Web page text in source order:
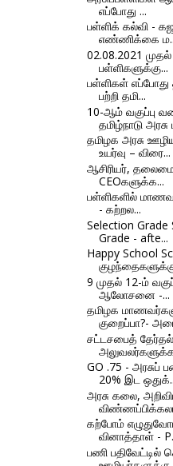
எப்போது ...
பள்ளிக் கல்வி -
எண்ணிக்கை
02.08.2021
பள்ளிகளுக்கு...
பள்ளிகள்
பற்றி தமி...
10-ஆம்
தமிழ்நாடு அரசு
தமிழக அரசு
உயர்வு – விரை...
ஆசிரியர், தலைமை
CEOகளுக்க...
பள்ளிகளில்
- கற்றல...
Selection
Grade - afte...
Happy School
9 முதல் 12-ம்
ஆலோசனை -...
தமிழக
குறைப்பா?-
சட்டசபைத்
GO .75 - அரசுப்
20% இட
அரசு கலை,
கற்போம்
வினாத்தாள் -
பணி பதிவேட்டில்